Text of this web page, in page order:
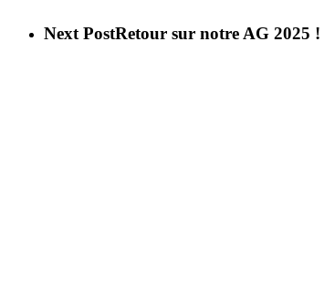
Next PostRetour sur notre AG 2025 !